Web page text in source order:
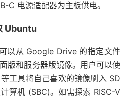
C 电源适配器为主板供电。
Ubuntu
以从 Google Drive 的指定文件
版和服务器版镜像。用户可以使
工具将自己喜欢的镜像刷入 SD
算机 (SBC)。如需探索 RISC-V